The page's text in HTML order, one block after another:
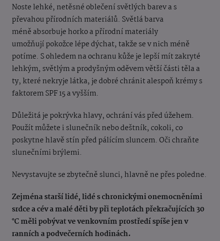
Noste lehké, netěsné oblečení světlých barev a s
převahou přírodních materiálů. Světlá barva
méně absorbuje horko a přírodní materiály
umožňují pokožce lépe dýchat, takže se v nich méně
potíme. S ohledem na ochranu kůže je lepší mít zakryté
lehkým, světlým a prodyšným oděvem větší části těla a
ty, které nekryje látka, je dobré chránit alespoň krémy s
faktorem SPF 15 a vyšším.
Důležitá je pokrývka hlavy, ochrání vás před úžehem.
Použít můžete i slunečník nebo deštník, cokoli, co
poskytne hlavě stín před pálícím sluncem. Oči chraňte
slunečními brýlemi.
Nevystavujte se zbytečně slunci, hlavně ne přes poledne.
Zejména starší lidé, lidé s chronickými onemocněními
srdce a cév a malé děti by při teplotách překračujících 30
°C měli pobývat ve venkovním prostředí spíše jen v
ranních a podvečerních hodinách.